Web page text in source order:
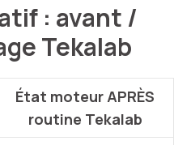
: avant /
Tekalab
État moteur APRÈS
routine Tekalab